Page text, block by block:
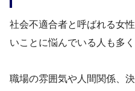
社会不適合者と呼ばれる女
いことに悩んでいる人も多く
職場の雰囲気や人間関係、